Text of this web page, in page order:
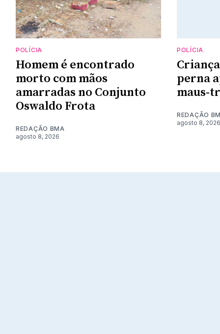
POLÍCIA
Homem é encontrado
morto com mãos
amarradas no Conjunto
Oswaldo Frota
REDAÇÃO BMA
agosto 8, 2026
POLÍCIA
perna
maus-
REDAÇÃO
agosto 8, 2026